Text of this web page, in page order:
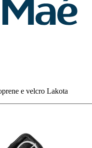
e velcro Lakota